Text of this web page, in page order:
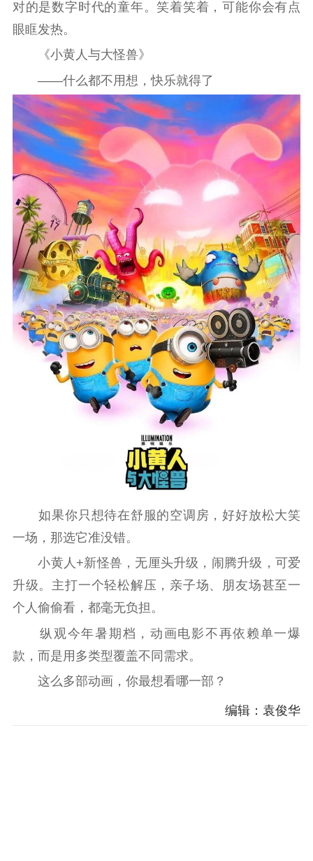
对的是数字时代的童年。笑着笑着，可能你会有点
眼眶发热。
《小黄人与大怪兽》
——什么都不用想，快乐就得了
如果你只想待在舒服的空调房，好好放松大笑
一场，那选它准没错。
小黄人+新怪兽，无厘头升级，闹腾升级，可爱
升级。主打一个轻松解压，亲子场、朋友场甚至一
个人偷偷看，都毫无负担。
纵观今年暑期档，动画电影不再依赖单一爆
款，而是用多类型覆盖不同需求。
这么多部动画，你最想看哪一部？
编辑：袁俊华